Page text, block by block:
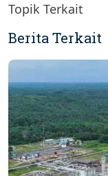
Topik Terkait
Berita Terkait